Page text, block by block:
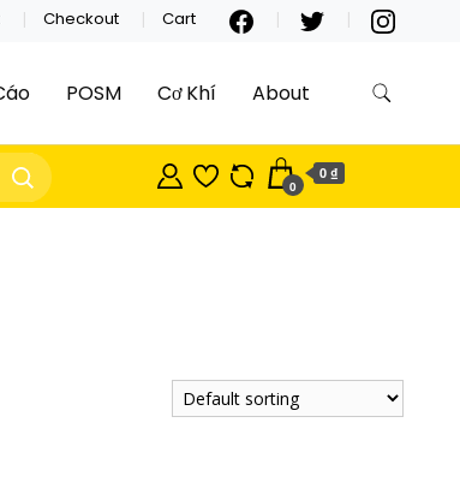
Checkout Cart
POSM Cơ Khí About
0
0 ₫